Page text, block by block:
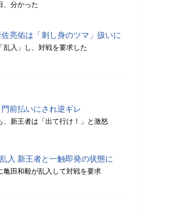
、分かった
亮佑は「刺し身のツマ」扱いに
入」し、対戦を要求した
前払いにされ逆ギレ
、新王者は「出て行け！」と激怒
入 新王者と一触即発の状態に
亀田和毅が乱入して対戦を要求